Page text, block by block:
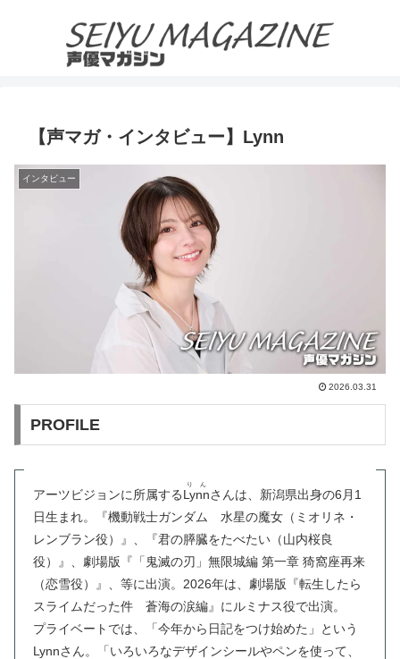
【声マガ・インタビュー】Lynn
インタビュー
2026.03.31
PROFILE
アーツビジョンに所属するLynn
りん
さんは、新潟県出身の6月1
日生まれ。『機動戦士ガンダム 水星の魔女（ミオリネ・
レンブラン役）』、『君の膵臓をたべたい（山内桜良
役）』、劇場版『「鬼滅の刃」無限城編 第一章 猗窩座再来
（恋雪役）』、等に出演。2026年は、劇場版『転生したら
スライムだった件 蒼海の涙編』にルミナス役で出演。
プライベートでは、「今年から日記をつけ始めた」という
Lynnさん。「いろいろなデザインシールやペンを使って、